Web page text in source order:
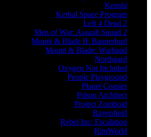
Kenshi
Kerbal Space Program
Left 4 Dead 2
Men of War: Assault Squad 2
Mount & Blade II: Bannerlord
Mount & Blade: Warband
Northgard
Oxygen Not Included
People Playground
Planet Coaster
Prison Architect
Project Zomboid
Ravenfield
Rebel Inc: Escalation
RimWorld